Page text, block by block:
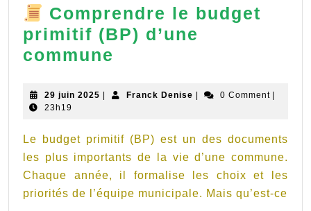
Comprendre le budget
primitif (BP) d’une
commune
le
primitif
(BP)
d’une
commune
29 juin 2025 29
Franck Denise Franck0 Comment
23h19
Le budget primitif (BP) est un des documents
les plus importants de la vie d’une commune.
Chaque année, il formalise les choix et les
priorités de l’équipe municipale. Mais qu’est-ce